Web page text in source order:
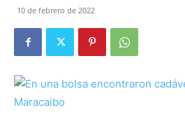
10 de febrero de 2022